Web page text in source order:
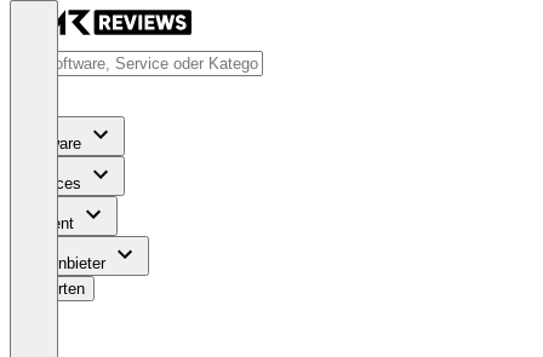
Software
Services
Content
Für Anbieter
Bewerten